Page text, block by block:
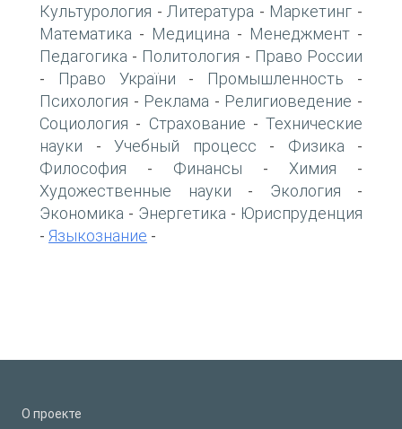
Культурология - Литература - Маркетинг -
Математика - Медицина - Менеджмент -
Педагогика - Политология - Право России
- Право України - Промышленность -
Психология - Реклама - Религиоведение -
Социология - Страхование - Технические
науки - Учебный процесс - Физика -
Философия - Финансы - Химия -
Художественные науки - Экология -
Экономика - Энергетика - Юриспруденция
- Языкознание -
О проекте